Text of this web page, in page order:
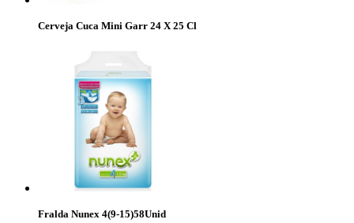
Cerveja Cuca Mini Garr 24 X 25 Cl
Fralda Nunex 4(9-15)58Unid